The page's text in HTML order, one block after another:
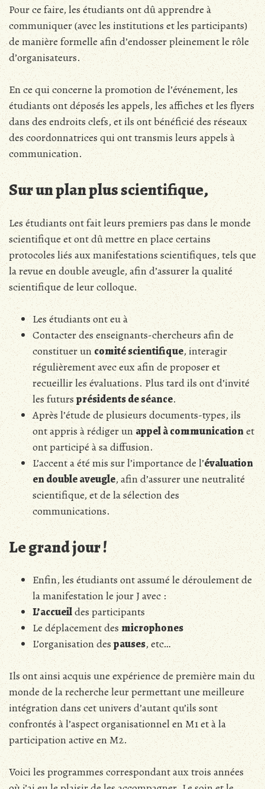
Pour ce faire, les étudiants ont dû apprendre à
communiquer (avec les institutions et les participants)
de manière formelle afin d’endosser pleinement le rôle
d’organisateurs.
En ce qui concerne la promotion de l’événement, les
étudiants ont déposés les appels, les affiches et les flyers
dans des endroits clefs, et ils ont bénéficié des réseaux
des coordonnatrices qui ont transmis leurs appels à
communication.
Sur un plan plus scientifique,
Les étudiants ont fait leurs premiers pas dans le monde
scientifique et ont dû mettre en place certains
protocoles liés aux manifestations scientifiques, tels que
la revue en double aveugle, afin d’assurer la qualité
scientifique de leur colloque.
Les étudiants ont eu à
Contacter des enseignants-chercheurs afin de
constituer uncomité scientifique, interagir
régulièrement avec eux afin de proposer et
recueillir les évaluations. Plus tard ils ont d’invité
les futursprésidents de séance.
Après l’étude de plusieurs documents-types, ils
ont appris à rédiger unappel à communicationet
ont participé à sa diffusion.
L’accent a été mis sur l’importance de l’évaluation
en double aveugle, afin d’assurer une neutralité
scientifique, et de la sélection des
communications.
Le grand jour !
Enfin, les étudiants ont assumé le déroulement de
la manifestation le jour J avec :
L’accueildes participants
Le déplacement desmicrophones
L’organisation despauses, etc…
Ils ont ainsi acquis une expérience de première main du
monde de la recherche leur permettant une meilleure
intégration dans cet univers d’autant qu’ils sont
confrontés à l’aspect organisationnel en M1 et à la
participation active en M2.
Voici les programmes correspondant aux trois années